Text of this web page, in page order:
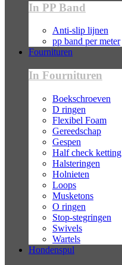
In PP Band
Anti-slip lijnen
pp band per meter
Fournituren
In Fournituren
Boekschroeven
D ringen
Flexibel Foam
Gereedschap
Gespen
Half check ketting
Halsteringen
Holnieten
Loops
Musketons
O ringen
Stop-stegringen
Swivels
Wartels
Hondenspul